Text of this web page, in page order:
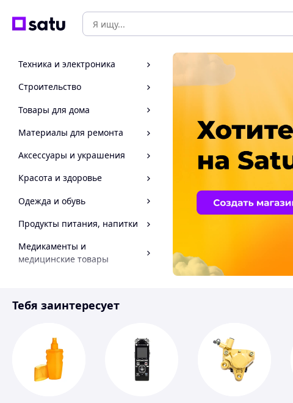
Техника и электроника
Строительство
Товары для дома
Материалы для ремонта
Аксессуары и украшения
Красота и здоровье
Одежда и обувь
Продукты питания, напитки
Медикаменты и
медицинские товары
Инструмент
Тебя заинтересует